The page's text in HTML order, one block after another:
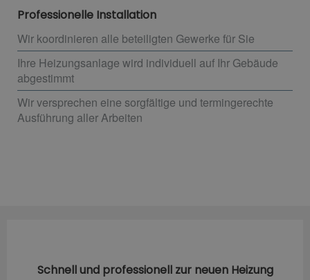
Professionelle Installation
Wir koordinieren alle beteiligten Gewerke für Sie
Ihre Heizungsanlage wird individuell auf Ihr Gebäude
abgestimmt
Wir versprechen eine sorgfältige und termingerechte
Ausführung aller Arbeiten
Schnell und professionell zur neuen Heizung